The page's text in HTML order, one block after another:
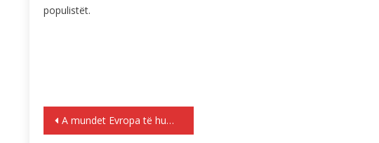
populistët.
Lëvizje
A mundet Evropa të humbasë Greqinë në Rusi ?